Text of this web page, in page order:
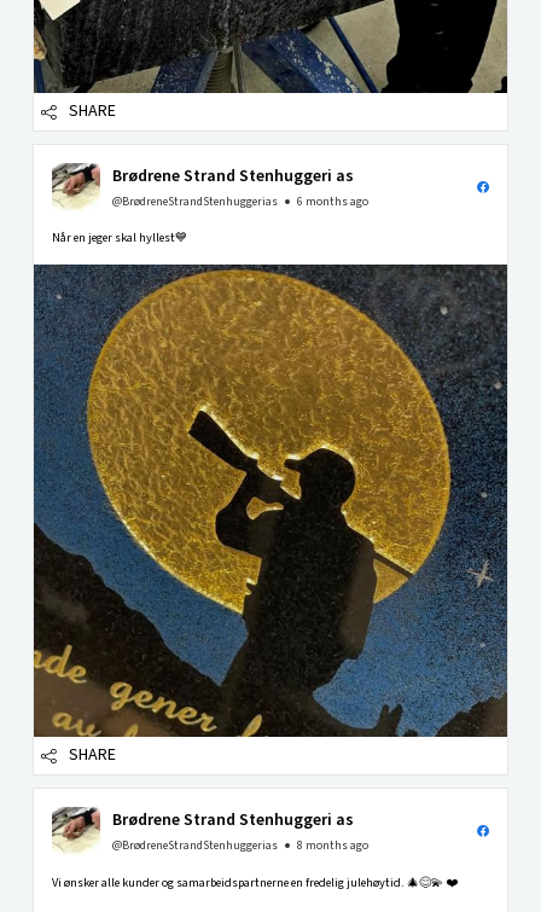
SHARE
Brødrene Strand Stenhuggeri as
@BrødreneStrandStenhuggerias 6 months ago
Når en jeger skal hyllest💙
SHARE
Brødrene Strand Stenhuggeri as
@BrødreneStrandStenhuggerias 8 months ago
Vi ønsker alle kunder og samarbeidspartnerne en fredelig julehøytid. 🎄😊💫 ❤️